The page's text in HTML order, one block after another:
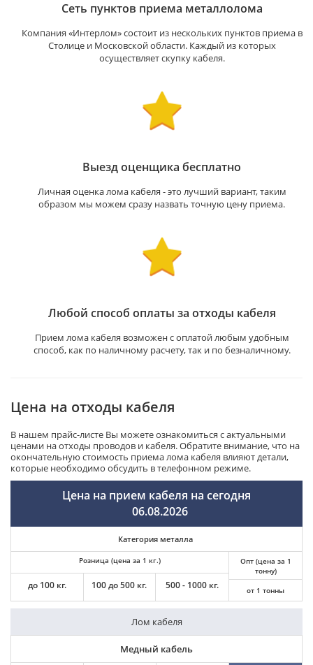
Сеть пунктов приема металлолома
Компания «Интерлом» состоит из нескольких пунктов приема в
Столице и Московской области. Каждый из которых
осуществляет скупку кабеля.
Выезд оценщика бесплатно
Личная оценка лома кабеля - это лучший вариант, таким
образом мы можем сразу назвать точную цену приема.
Любой способ оплаты за отходы кабеля
Прием лома кабеля возможен с оплатой любым удобным
способ, как по наличному расчету, так и по безналичному.
Цена на отходы кабеля
В нашем прайс-листе Вы можете ознакомиться с актуальными
ценами на отходы проводов и кабеля. Обратите внимание, что на
окончательную стоимость приема лома кабеля влияют детали,
которые необходимо обсудить в телефонном режиме.
Цена на прием кабеля на сегодня
06.08.2026
Категория металла
Розница (цена за 1 кг.)
до 100 кг. 100 до 500 кг. 500 - 1000 кг.
Опт (цена за 1
тонну)
от 1 тонны
Лом кабеля
Медный кабель